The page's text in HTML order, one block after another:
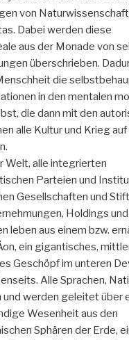
von
Dabei werden diese
aus der Monade von
überschrieben.
die
in den mentalen
die dann mit den
alle Kultur und Krieg
Welt, alle integrierten
Parteien und
Gesellschaften und
Holdings und
leben aus einem bzw.
ein gigantisches,
Geschöpf im unteren
Alle Sprachen,
und werden geleitet über
Wesenheit aus den
Sphären der Erde,